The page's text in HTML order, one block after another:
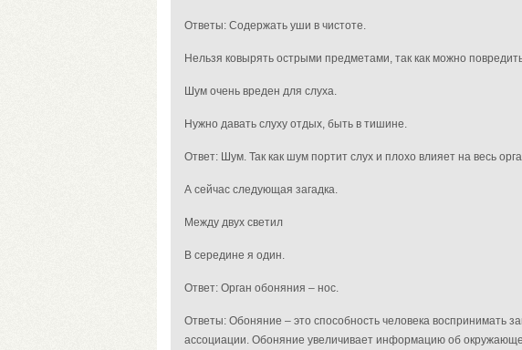
Ответы: Содержать уши в чистоте.
Нельзя ковырять острыми предметами, так как можно
Шум очень вреден для слуха.
Нужно давать слуху отдых, быть в тишине.
Ответ: Шум. Так как шум портит слух и плохо влияет на весь
А сейчас следующая загадка.
Между двух светил
В середине я один.
Ответ: Орган обоняния – нос.
Ответы: Обоняние – это способность человека воспринимать
ассоциации. Обоняние увеличивает информацию об